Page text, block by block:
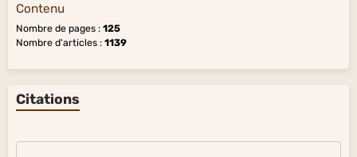
Contenu
Nombre de pages : 125
Nombre d'articles : 1139
Citations